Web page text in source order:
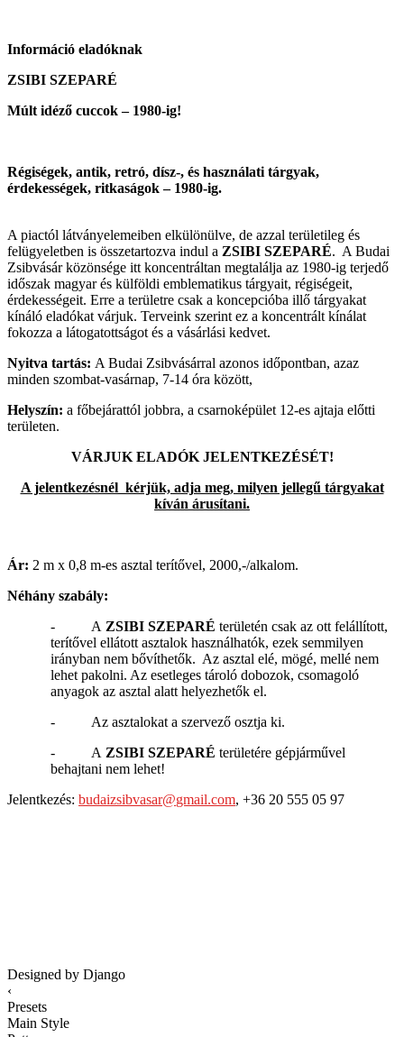
Információ eladóknak
ZSIBI SZEPARÉ
Múlt idéző cuccok – 1980-ig!
Régiségek, antik, retró, dísz-, és használati tárgyak,
érdekességek, ritkaságok – 1980-ig.
A piactól látványelemeiben elkülönülve, de azzal területileg és
felügyeletben is összetartozva indul a ZSIBI SZEPARÉ. A Budai
Zsibvásár közönsége itt koncentráltan megtalálja az 1980-ig terjedő
időszak magyar és külföldi emblematikus tárgyait, régiségeit,
érdekességeit. Erre a területre csak a koncepcióba illő tárgyakat
kínáló eladókat várjuk. Terveink szerint ez a koncentrált kínálat
fokozza a látogatottságot és a vásárlási kedvet.
Nyitva tartás: A Budai Zsibvásárral azonos időpontban, azaz
minden szombat-vasárnap, 7-14 óra között,
Helyszín: a főbejárattól jobbra, a csarnoképület 12-es ajtaja előtti
területen.
VÁRJUK ELADÓK JELENTKEZÉSÉT!
A jelentkezésnél kérjük, adja meg, milyen jellegű tárgyakat
kíván árusítani.
Ár: 2 m x 0,8 m-es asztal terítővel, 2000,-/alkalom.
Néhány szabály:
- A ZSIBI SZEPARÉ területén csak az ott felállított,
terítővel ellátott asztalok használhatók, ezek semmilyen
irányban nem bővíthetők. Az asztal elé, mögé, mellé nem
lehet pakolni. Az esetleges tároló dobozok, csomagoló
anyagok az asztal alatt helyezhetők el.
- Az asztalokat a szervező osztja ki.
- A ZSIBI SZEPARÉ területére gépjárművel
behajtani nem lehet!
Jelentkezés: budaizsibvasar​@​gmail.com, +36 20 555 05 97
Designed by Django
‹
Presets
Main Style